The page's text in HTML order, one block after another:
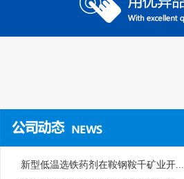
新型低温选铁药剂在鞍钢鞍千矿业开...